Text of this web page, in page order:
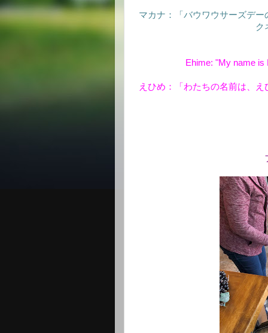
マカナ：「バウワウサーズデ
ク
Ehime: "My name is
えひめ：「わたちの名前は、